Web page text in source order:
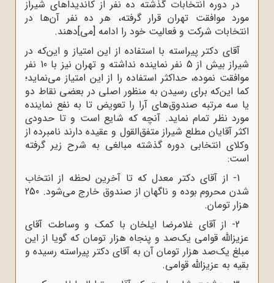
در دوره انتخابات گذشته ده نفر از کاندیداهای شیراز
مورد موافقت تهران قرار گرفته، هر ده نفر آن‌ها در
انتخابات شرکت و فعالیت خود را ادامه [می]دهند.
آقای دکتر پیراسته با استفاده از این امتیاز و این‌که در
شیراز بیش از 5 نفر نماینده نداشته و تهران نیز با 10 نفر
موافقت نموده، حداکثر استفاده را از این امتیاز می‌نماید؛
کما این‌که برای رسیدن به منظور اصلی در بعضی نقاط دو
یا سه مرتبه صندوق‌های آرا را تعویض تا به نفع نماینده
مورد نظر تمام نماید. آنچه که شایع است و تا حدودی
اکثر آقایان مطلع شیراز متفق‌القول و عقیده دارند نامبرده از
وکلای انتخابی دوره گذشته مبالغی به شرح زیر گرفته
است:
1- از آقای دکتر معدل که تا آخرین لحظه از انتخاب
شدن محروم بوده و ناگهان از صندوق خارج می‌شود. 250
هزار تومان.
2- از آقای غلامرضا ایلخان با کمک و وساطت آقای
عزیزالله قوامی یک‌صد و پنجاه هزار تومان که گویا از این
مبلغ یک‌صد هزار تومان آن به آقای دکتر پیراسته رسیده و
بقیه به عزیزالله قوامی.